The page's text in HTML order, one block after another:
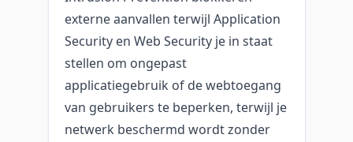
externe aanvallen terwijl Application
Security en Web Security je in staat
stellen om ongepast
applicatiegebruik of de webtoegang
van gebruikers te beperken, terwijl je
netwerk beschermd wordt zonder